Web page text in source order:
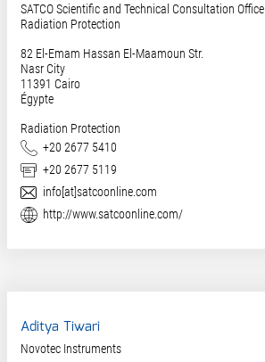
SATCO Scientific and Technical Consultation Office
Radiation Protection
82 El-Emam Hassan El-Maamoun Str.
Nasr City
11391 Cairo
Égypte
Radiation Protection
Téléphone
+20 2677 5410
Fax
+20 2677 5119
E-Mail
info[at]satcoonline.com
Site web
http://www.satcoonline.com/
Aditya Tiwari
Novotec Instruments